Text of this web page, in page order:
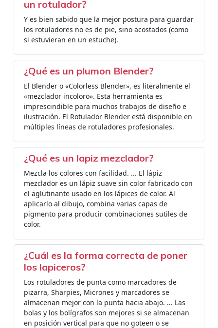
un rotulador?
Y es bien sabido que la mejor postura para guardar
los rotuladores no es de pie, sino acostados (como
si estuvieran en un estuche).
¿Qué es un plumon Blender?
El Blender o «Colorless Blender», es literalmente el
«mezclador incoloro». Esta herramienta es
imprescindible para muchos trabajos de diseño e
ilustración. El Rotulador Blender está disponible en
múltiples líneas de rotuladores profesionales.
¿Qué es un lapiz mezclador?
Mezcla los colores con facilidad. ... El lápiz
mezclador es un lápiz suave sin color fabricado con
el aglutinante usado en los lápices de color. Al
aplicarlo al dibujo, combina varias capas de
pigmento para producir combinaciones sutiles de
color.
¿Cuál es la forma correcta de poner
los lapiceros?
Los rotuladores de punta como marcadores de
pizarra, Sharpies, Micrones y marcadores se
almacenan mejor con la punta hacia abajo. ... Las
bolas y los bolígrafos son mejores si se almacenan
en posición vertical para que no goteen o se